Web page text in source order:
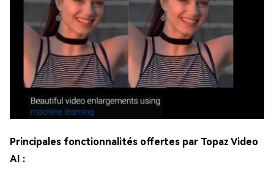
Principales fonctionnalités offertes par Topaz Video
AI :